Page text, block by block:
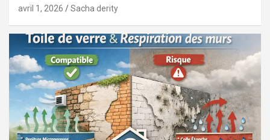
avril 1, 2026 Sacha derity